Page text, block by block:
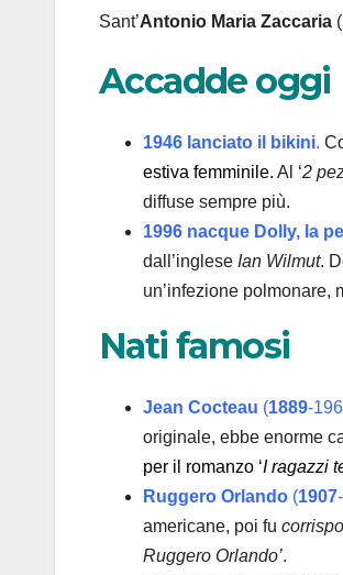
Sant’Antonio Maria Zaccaria
Accadde oggi
1946 lanciato il bikini.
estiva femminile. Al ‘2
diffuse sempre più.
1996 nacque Dolly, la
dall’inglese Ian Wilmut.
un’infezione polmonare,
Nati famosi
Jean Cocteau (1889-
originale, ebbe enorme
per il romanzo ‘I ragazzi
Ruggero Orlando (1907
americane, poi fu
Ruggero Orlando’.